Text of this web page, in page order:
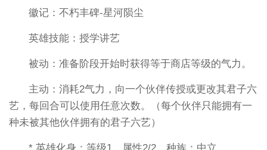
徽记：不朽丰碑-星河陨尘
英雄技能：授学讲艺
被动：准备阶段开始时获得等于商店等级的气力。
主动：消耗2气力，向一个伙伴传授或更改其君子六
艺，每回合可以使用任意次数。（每个伙伴只能拥有一
种未被其他伙伴拥有的君子六艺）